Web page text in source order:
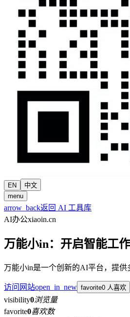
EN
中文
menu
arrow_back返回 AI 工具库
AI办公xiaoin.cn
万能小in：开启智能工
万能小in是一个创新的AI平台，提
访问网站open_in_new favorite0 人喜欢
visibility0浏览量
favorite0喜欢数